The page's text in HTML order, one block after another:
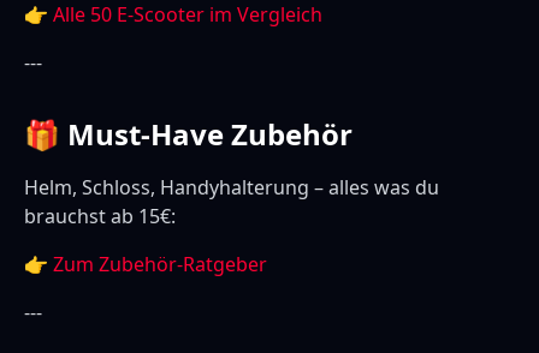
👉 Alle 50 E-Scooter im Vergleich
---
🎁 Must-Have Zubehör
Helm, Schloss, Handyhalterung – alles was du
brauchst ab 15€:
👉 Zum Zubehör-Ratgeber
---